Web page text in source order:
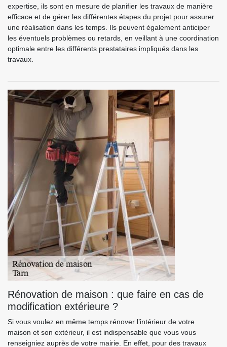
expertise, ils sont en mesure de planifier les travaux de manière
efficace et de gérer les différentes étapes du projet pour assurer
une réalisation dans les temps. Ils peuvent également anticiper
les éventuels problèmes ou retards, en veillant à une coordination
optimale entre les différents prestataires impliqués dans les
travaux.
Rénovation de maison : que faire en cas de
modification extérieure ?
Si vous voulez en même temps rénover l’intérieur de votre
maison et son extérieur, il est indispensable que vous vous
renseigniez auprès de votre mairie. En effet, pour des travaux